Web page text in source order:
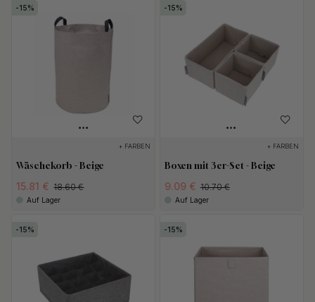
15
+ FARBEN
Wäschekorb - Beige
15.81 € 18.60 €
Auf Lager
15
+ FARBEN
Boxen mit 3er-Set - Beige
9.09 € 10.70 €
Auf Lager
15 15